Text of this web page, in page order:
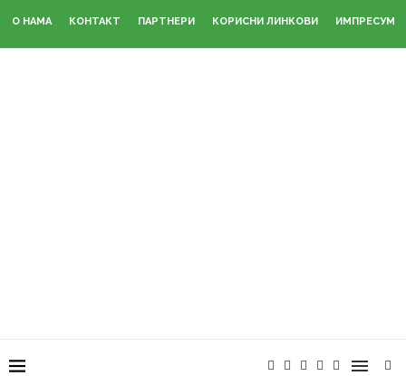
О НАМА КОНТАКТ ПАРТНЕРИ КОРИСНИ ЛИНКОВИ ИМПРЕСУМ